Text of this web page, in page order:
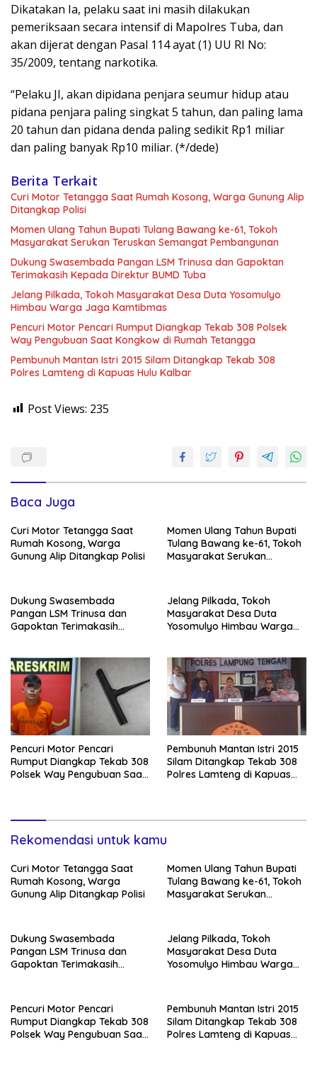
Dikatakan Ia, pelaku saat ini masih dilakukan
pemeriksaan secara intensif di Mapolres Tuba, dan
akan dijerat dengan Pasal 114 ayat (1) UU RI No:
35/2009, tentang narkotika.
“Pelaku JI, akan dipidana penjara seumur hidup atau
pidana penjara paling singkat 5 tahun, dan paling lama
20 tahun dan pidana denda paling sedikit Rp1 miliar
dan paling banyak Rp10 miliar. (*/dede)
Berita Terkait
Curi Motor Tetangga Saat Rumah Kosong, Warga Gunung Alip
Ditangkap Polisi
Momen Ulang Tahun Bupati Tulang Bawang ke-61, Tokoh
Masyarakat Serukan Teruskan Semangat Pembangunan
Dukung Swasembada Pangan LSM Trinusa dan Gapoktan
Terimakasih Kepada Direktur BUMD Tuba
Jelang Pilkada, Tokoh Masyarakat Desa Duta Yosomulyo
Himbau Warga Jaga Kamtibmas
Pencuri Motor Pencari Rumput Diangkap Tekab 308 Polsek
Way Pengubuan Saat Kongkow di Rumah Tetangga
Pembunuh Mantan Istri 2015 Silam Ditangkap Tekab 308
Polres Lamteng di Kapuas Hulu Kalbar
Post Views: 235
Baca Juga
Curi Motor Tetangga Saat
Rumah Kosong, Warga
Gunung Alip Ditangkap Polisi
Momen Ulang Tahun Bupati
Tulang Bawang ke-61, Tokoh
Masyarakat Serukan
Dukung Swasembada
Pangan LSM Trinusa dan
Gapoktan Terimakasih
Jelang Pilkada, Tokoh
Masyarakat Desa Duta
Yosomulyo Himbau Warga
Pencuri Motor Pencari
Rumput Diangkap Tekab 308
Polsek Way Pengubuan Saat
Pembunuh Mantan Istri 2015
Silam Ditangkap Tekab 308
Polres Lamteng di Kapuas
Rekomendasi untuk kamu
Curi Motor Tetangga Saat
Rumah Kosong, Warga
Gunung Alip Ditangkap Polisi
Momen Ulang Tahun Bupati
Tulang Bawang ke-61, Tokoh
Masyarakat Serukan
Dukung Swasembada
Pangan LSM Trinusa dan
Gapoktan Terimakasih
Jelang Pilkada, Tokoh
Masyarakat Desa Duta
Yosomulyo Himbau Warga
Pencuri Motor Pencari
Rumput Diangkap Tekab 308
Polsek Way Pengubuan Saat
Pembunuh Mantan Istri 2015
Silam Ditangkap Tekab 308
Polres Lamteng di Kapuas